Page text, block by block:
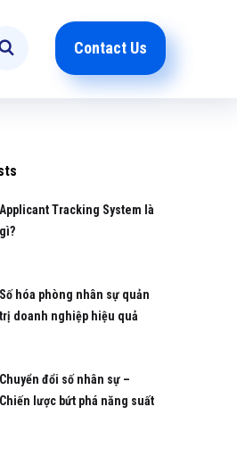
Contact Us
Applicant Tracking System là
gì?
Số hóa phòng nhân sự quản
trị doanh nghiệp hiệu quả
Chuyển đổi số nhân sự –
Chiến lược bứt phá năng suất